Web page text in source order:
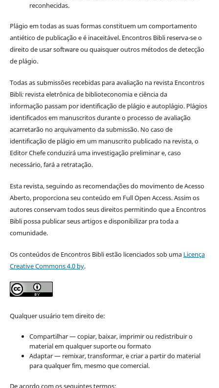
reconhecidas.
Plágio em todas as suas formas constituem um comportamento
antiético de publicação e é inaceitável. Encontros Bibli reserva-se o
direito de usar software ou quaisquer outros métodos de detecção
de plágio.
Todas as submissões recebidas para avaliação na revista Encontros
Bibli: revista eletrônica de biblioteconomia e ciência da
informaçãopassam por identificação de plágio e autoplágio. Plágios
identificados em manuscritos durante o processo de avaliação
acarretarão no arquivamento da submissão. No caso de
identificação de plágio em um manuscrito publicado na revista, o
Editor Chefe conduzirá uma investigação preliminar e, caso
necessário, fará a retratação.
Esta revista, seguindo as recomendações do movimento de Acesso
Aberto, proporciona seu conteúdo em Full Open Access. Assim os
autores conservam todos seus direitos permitindo que a Encontros
Bibli possa publicar seus artigos e disponibilizar pra toda a
comunidade.
Os conteúdos de Encontros Bibli estão licenciados sob uma Licença
Creative Commons 4.0 by.
Qualquer usuário tem direito de:
Compartilhar — copiar, baixar, imprimir ou redistribuir o
material em qualquer suporte ou formato
Adaptar — remixar, transformar, e criar a partir do material
para qualquer fim, mesmo que comercial.
De acordo com os seguintes termos: